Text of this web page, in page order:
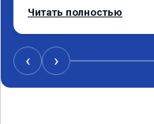
чувствуется и
12-12.5. Коробка
наборе скорости.
отзывчевее. В целом, я
Читать полностью
‹ ›